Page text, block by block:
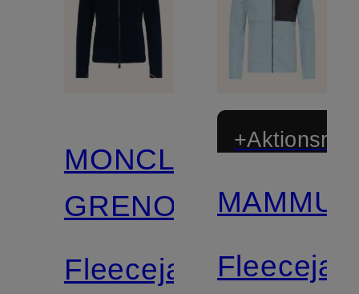
MONCLER
GRENOBLE
Fleecejacke
Zertifiziert
MAMMUT